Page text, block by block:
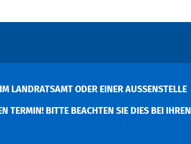
LANDRATSAMT ODER EINER AUSSENSTELLE V
BITTE BEACHTEN SIE DIES BEI IHREN P